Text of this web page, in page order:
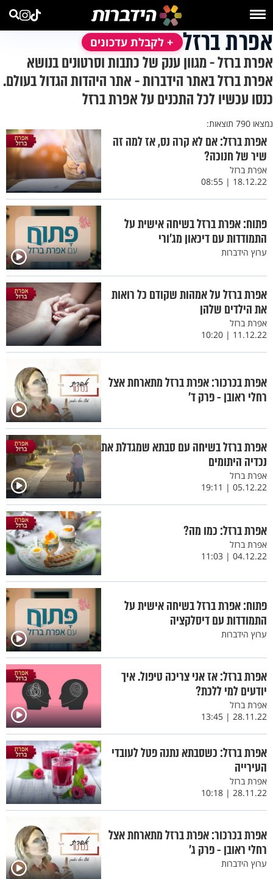
אפרת ברזל + לקבלת עדכונים
אפרת ברזל - מגוון ענק של כתבות וסרטונים בנושא
אפרת ברזל באתר הידברות - אתר היהדות הגדול בעולם.
כנסו עכשיו לכל התכנים על אפרת ברזל
נמצאו 790 תוצאות:
אפרת ברזל: אם לא קרה נס, אז למה זה
שיר של חנוכה?
אפרת ברזל
18.12.22 | 08:55
פתוח: אפרת ברזל בשיחה אישית על
התמודדות עם דיכאון מג'ורי
ערוץ הידברות
אפרת ברזל על אמהות שקודם כל רואות
את הילדים שלהן
אפרת ברזל
11.12.22 | 10:20
אפרת בכרכור: אפרת ברזל מתארחת אצל
רחלי ראובן - פרק ד’
אפרת ברזל בשיחה עם סבתא שמגדלת את
נכדיה היתומים
אפרת ברזל
05.12.22 | 19:11
אפרת ברזל: כמו מה?
אפרת ברזל
04.12.22 | 11:03
פתוח: אפרת ברזל בשיחה אישית על
התמודדות עם דיסלקציה
ערוץ הידברות
אפרת ברזל: אז אני צריכה טיפול. איך
יודעים למי ללכת?
אפרת ברזל
28.11.22 | 13:45
אפרת ברזל: כשסבתא נתנה פטל לעובדי
העירייה
אפרת ברזל
28.11.22 | 10:18
אפרת בכרכור: אפרת ברזל מתארחת אצל
רחלי ראובן - פרק ג’
ערוץ הידברות